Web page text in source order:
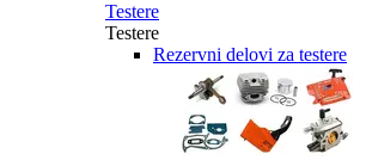
Testere
Testere
Rezervni delovi za testere